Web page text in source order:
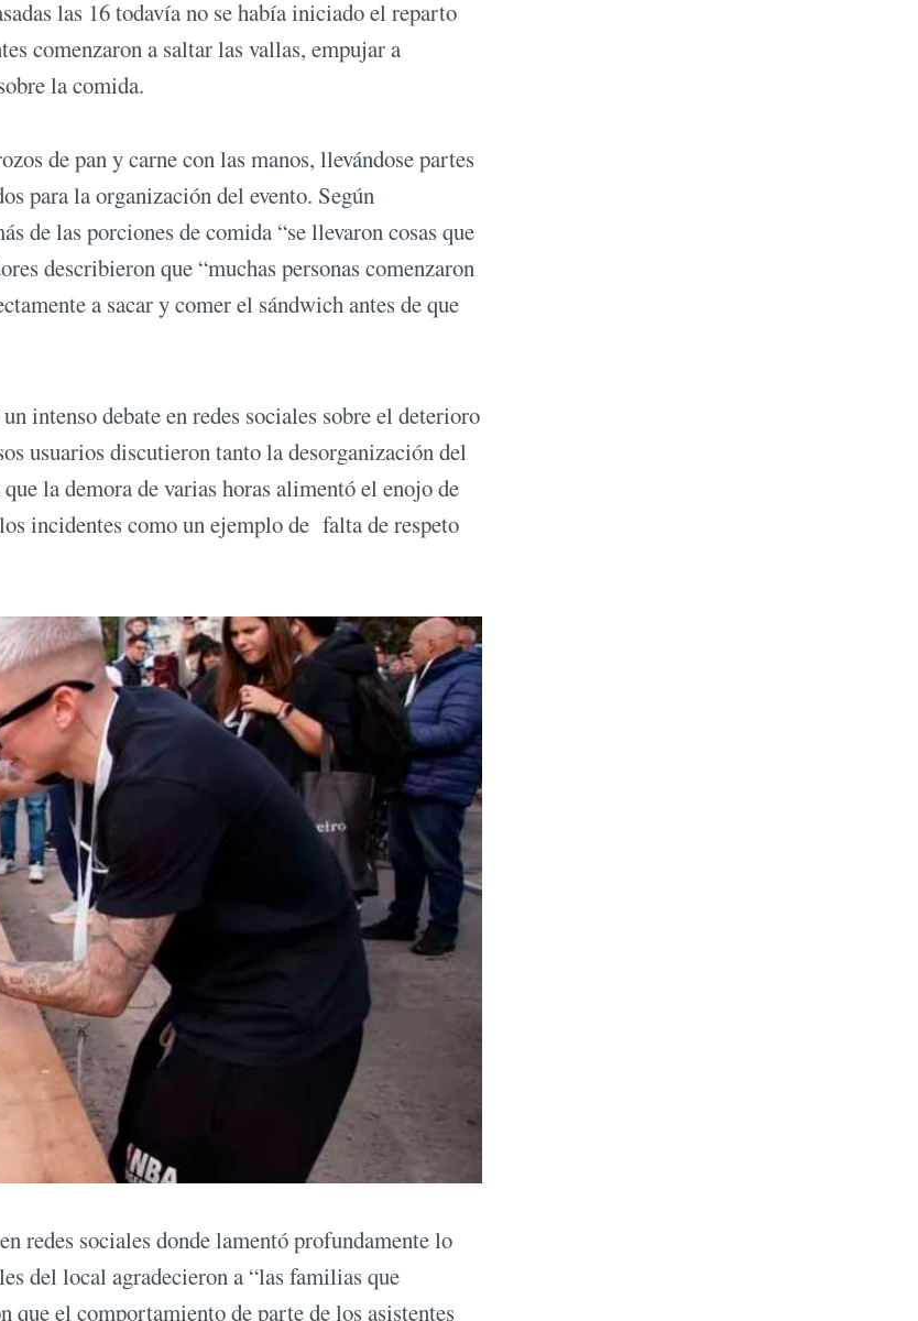
las 16 todavía no se había iniciado el reparto
comenzaron a saltar las vallas, empujar a
la comida.
de pan y carne con las manos, llevándose partes
para la organización del evento. Según
de las porciones de comida “se llevaron cosas que
describieron que “muchas personas comenzaron
a sacar y comer el sándwich antes de que
intenso debate en redes sociales sobre el deterioro
usuarios discutieron tanto la desorganización del
la demora de varias horas alimentó el enojo de
incidentes como un ejemplo de falta de respeto
redes sociales donde lamentó profundamente lo
del local agradecieron a “las familias que
que el comportamiento de parte de los asistentes